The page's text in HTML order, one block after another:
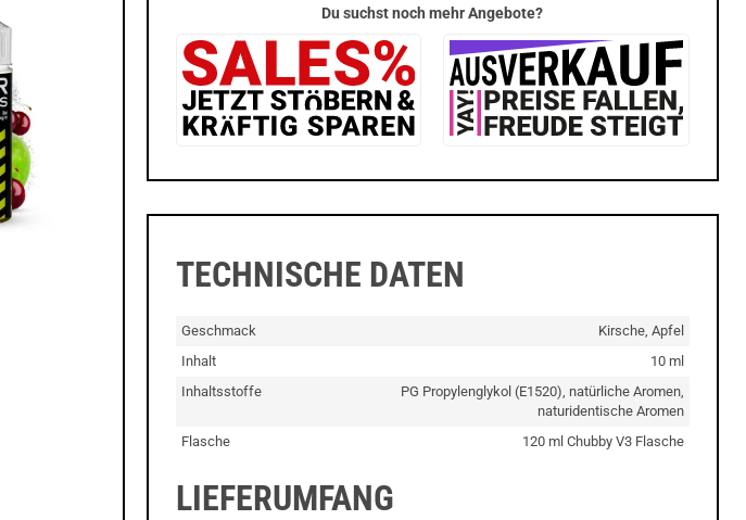
Du suchst noch mehr Angebote?
TECHNISCHE DATEN
Geschmack
Kirsche, Apfel
Inhalt
10 ml
Inhaltsstoffe
PG Propylenglykol (E1520), natürliche Aromen,
naturidentische Aromen
Flasche
120 ml Chubby V3 Flasche
LIEFERUMFANG